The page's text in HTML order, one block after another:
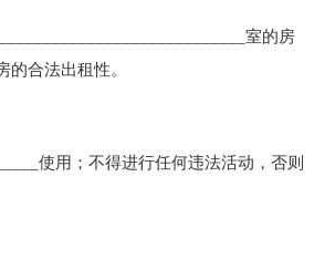
室的房
的合法出租性。
使用；不得进行任何违法活动，否则